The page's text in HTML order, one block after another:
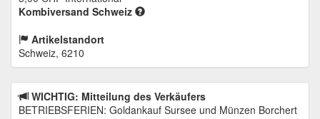
Kombiversand Schweiz
Artikelstandort
Schweiz, 6210
WICHTIG: Mitteilung des Verkäufers
BETRIEBSFERIEN: Goldankauf Sursee und Münzen Borchert